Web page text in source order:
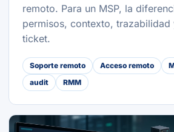
remoto. Para un MSP, la
permisos, contexto, trazabilidad
ticket.
Soporte remoto Acceso remoto
audit
RMM